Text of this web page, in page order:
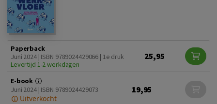
Paperback
Juni 2024 | ISBN 9789024429066 | 1e druk
Levertijd 1-2 werkdagen
25,95
E-book
Juni 2024 | ISBN 9789024429073
Uitverkocht
19,95